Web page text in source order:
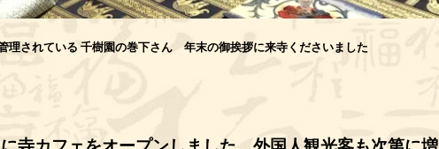
理されている 千樹園の巻下さん 年末の御挨拶に来寺くださいました